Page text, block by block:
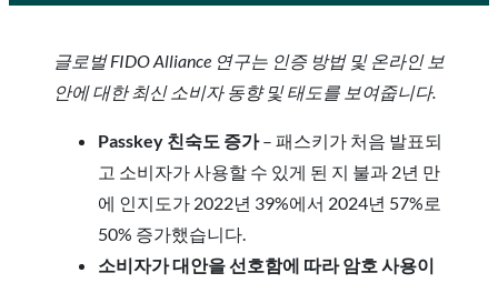
글로벌 FIDO Alliance 연구는 인증 방법 및 온라인 보
안에 대한 최신 소비자 동향 및 태도를 보여줍니다.
Passkey 친숙도 증가– 패스키가 처음 발표되
고 소비자가 사용할 수 있게 된 지 불과 2년 만
에 인지도가 2022년 39%에서 2024년 57%로
50% 증가했습니다.
소비자가 대안을 선호함에 따라 암호 사용이